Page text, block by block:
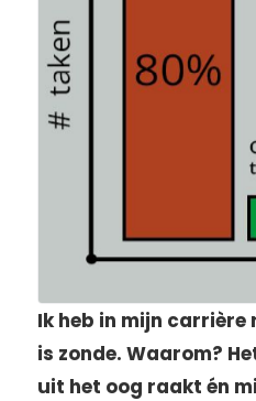
Ik heb in mijn carrière
is zonde. Waarom?
uit het oog raakt én